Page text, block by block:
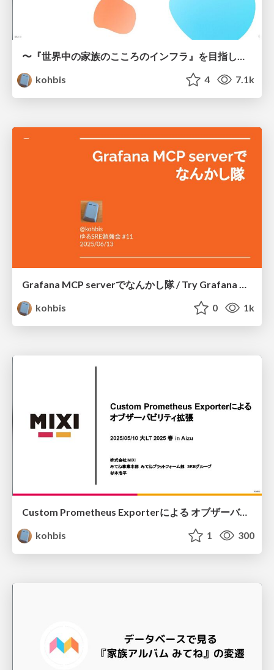
〜『世界中の家族のこころのインフラ』を目指して”次の10年”へ〜 SREが導いたグローバルサービスの信頼性向上戦略とその舞台裏 / Towards the Next Decade: Enhancing Global Service Reliability
kohbis
4 7.1k
kohbis
0 1k
Custom Prometheus Exporterによる オブザーバビリティ拡張 / Extending observability with Custom Prometheus Exporter
kohbis
1 300